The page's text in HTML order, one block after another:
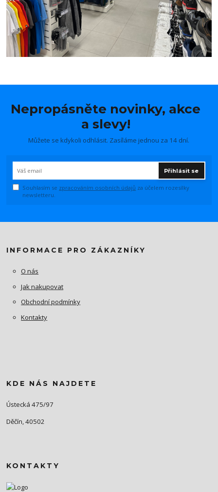
Nepropásněte novinky, akce
a slevy!
Můžete se kdykoli odhlásit. Zasíláme jednou za 14 dní.
Přihlásit se
Souhlasím se zpracováním osobních údajů za účelem rozesílky
newsletteru.
INFORMACE PRO ZÁKAZNÍKY
O nás
Jak nakupovat
Obchodní podmínky
Kontakty
KDE NÁS NAJDETE
Ústecká 475/97
Děčín, 40502
KONTAKTY